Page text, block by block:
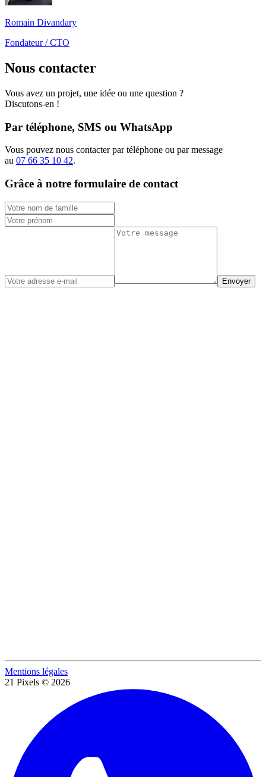
Romain Divandary
Fondateur / CTO
Nous contacter
Vous avez un projet, une idée ou une question ?
Discutons-en !
Par téléphone, SMS ou WhatsApp
Vous pouvez nous contacter par téléphone ou par message
au 07 66 35 10 42.
Grâce à notre formulaire de contact
Mentions légales
21 Pixels © 2026